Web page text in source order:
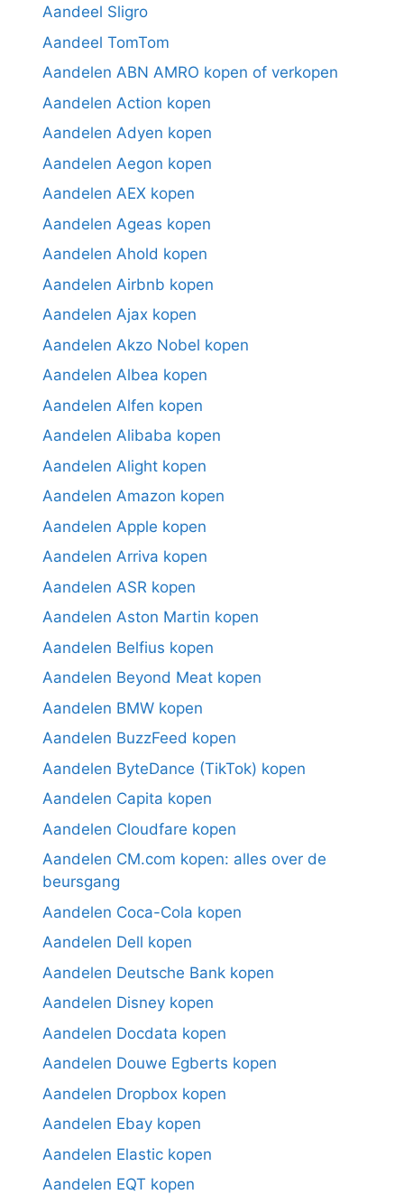
Aandeel Sligro
Aandeel TomTom
Aandelen ABN AMRO kopen of verkopen
Aandelen Action kopen
Aandelen Adyen kopen
Aandelen Aegon kopen
Aandelen AEX kopen
Aandelen Ageas kopen
Aandelen Ahold kopen
Aandelen Airbnb kopen
Aandelen Ajax kopen
Aandelen Akzo Nobel kopen
Aandelen Albea kopen
Aandelen Alfen kopen
Aandelen Alibaba kopen
Aandelen Alight kopen
Aandelen Amazon kopen
Aandelen Apple kopen
Aandelen Arriva kopen
Aandelen ASR kopen
Aandelen Aston Martin kopen
Aandelen Belfius kopen
Aandelen Beyond Meat kopen
Aandelen BMW kopen
Aandelen BuzzFeed kopen
Aandelen ByteDance (TikTok) kopen
Aandelen Capita kopen
Aandelen Cloudfare kopen
Aandelen CM.com kopen: alles over de
beursgang
Aandelen Coca-Cola kopen
Aandelen Dell kopen
Aandelen Deutsche Bank kopen
Aandelen Disney kopen
Aandelen Docdata kopen
Aandelen Douwe Egberts kopen
Aandelen Dropbox kopen
Aandelen Ebay kopen
Aandelen Elastic kopen
Aandelen EQT kopen